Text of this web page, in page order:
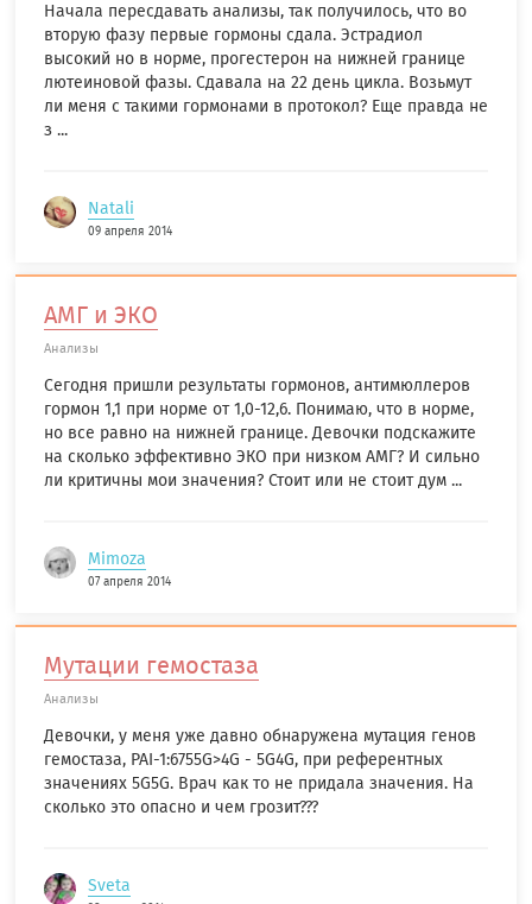
Начала пересдавать анализы, так получилось, что во
вторую фазу первые гормоны сдала. Эстрадиол
высокий но в норме, прогестерон на нижней границе
лютеиновой фазы. Сдавала на 22 день цикла. Возьмут
ли меня с такими гормонами в протокол? Еще правда не
з ...
Natali
09 апреля 2014
АМГ и ЭКО
Анализы
Сегодня пришли результаты гормонов, антимюллеров
гормон 1,1 при норме от 1,0-12,6. Понимаю, что в норме,
но все равно на нижней границе. Девочки подскажите
на сколько эффективно ЭКО при низком АМГ? И сильно
ли критичны мои значения? Стоит или не стоит дум ...
Mimoza
07 апреля 2014
Мутации гемостаза
Анализы
Девочки, у меня уже давно обнаружена мутация генов
гемостаза, PAI-1:6755G>4G - 5G4G, при референтных
значениях 5G5G. Врач как то не придала значения. На
сколько это опасно и чем грозит???
Sveta